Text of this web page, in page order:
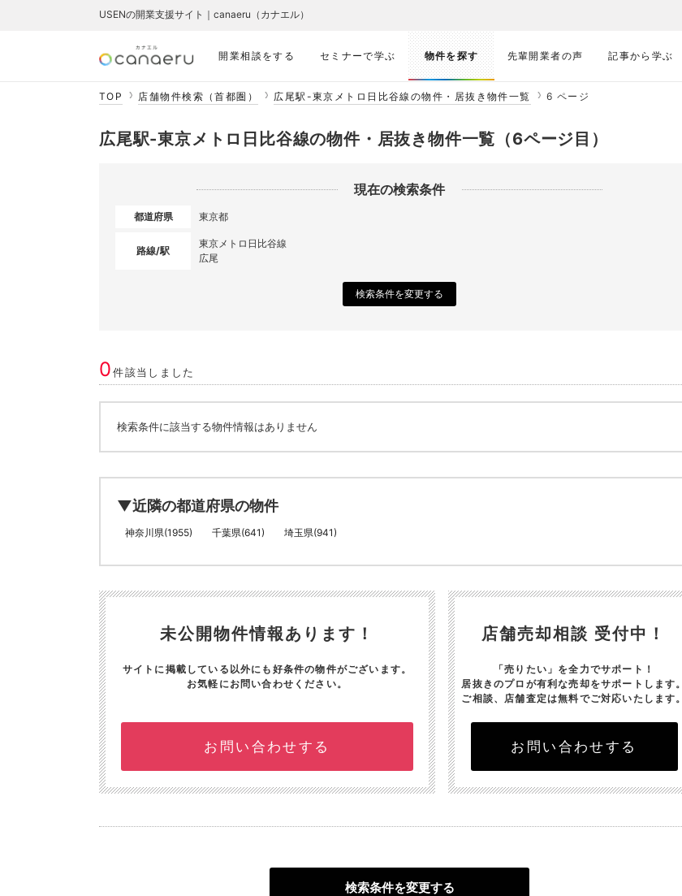
開業相談をする セミナーで学ぶ 物件を探す 先輩開業者の声 記事から学ぶ
USENの開業支援サイト｜canaeru（カナエル）
TOP 店舗物件検索（首都圏） 広尾駅-東京メトロ日比谷線の物件・居抜き物件一覧 6 ページ
広尾駅-東京メトロ日比谷線の物件・居抜き物件一覧（6ページ目）
現在の検索条件
都道府県 東京都
路線/駅
東京メトロ日比谷線
広尾
検索条件を変更する
0件該当しました
検索条件に該当する物件情報はありません
▼近隣の都道府県の物件
神奈川県(1955) 千葉県(641) 埼玉県(941)
未公開物件情報あります！
サイトに掲載している以外にも好条件の物件がございます。
お気軽にお問い合わせください。
お問い合わせする
店舗売却相談 受付中！
「売りたい」を全力でサポート！
居抜きのプロが有利な売却をサポートします。
ご相談、店舗査定は無料でご対応いたします。
お問い合わせする
検索条件を変更する